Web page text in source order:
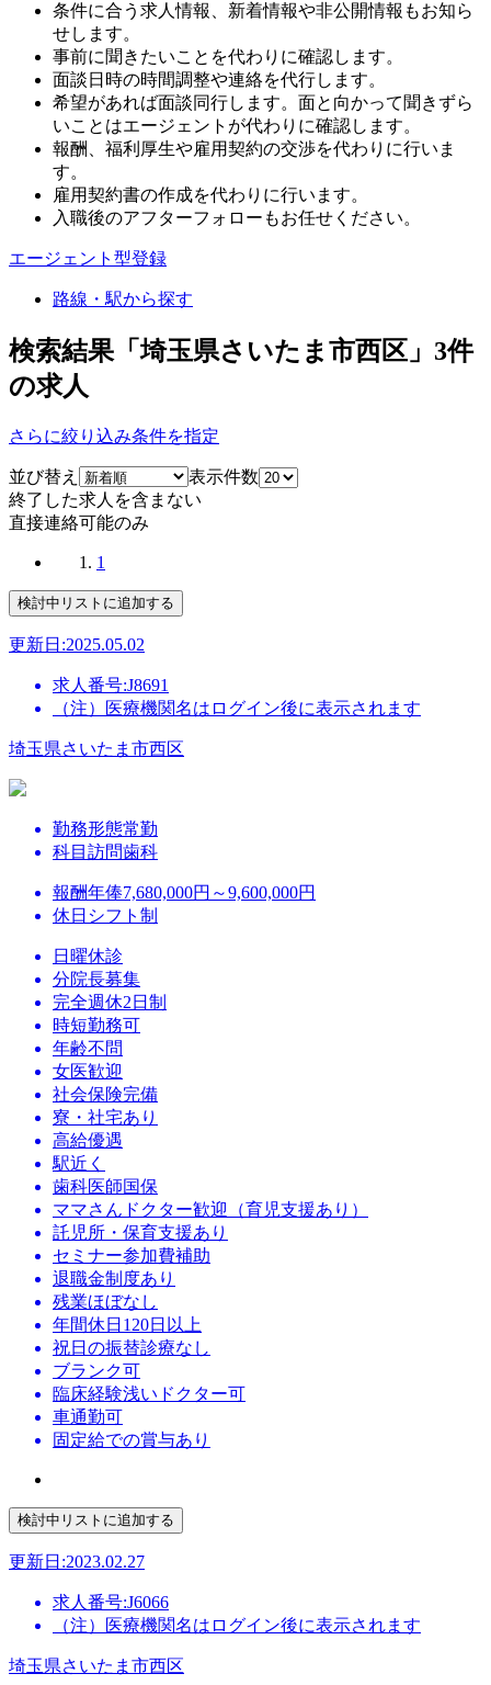
条件に合う求人情報、新着情報や非公開情報もお知ら
せします。
事前に聞きたいことを代わりに確認します。
面談日時の時間調整や連絡を代行します。
希望があれば面談同行します。面と向かって聞きずら
いことはエージェントが代わりに確認します。
報酬、福利厚生や雇用契約の交渉を代わりに行いま
す。
雇用契約書の作成を代わりに行います。
入職後のアフターフォローもお任せください。
エージェント型登録
路線・駅から探す
検索結果「埼玉県さいたま市西区」 3件
の求人
さらに絞り込み条件を指定
並び替え
表示件数
終了した求人を含まない
直接連絡可能のみ
1
更新日:2025.05.02
求人番号:J8691
（注）医療機関名はログイン後に表示されます
埼玉県さいたま市西区
勤務形態常勤
科目 訪問歯科
報酬年俸7,680,000円～9,600,000円
休日 シフト制
日曜休診
分院長募集
完全週休2日制
時短勤務可
年齢不問
女医歓迎
社会保険完備
寮・社宅あり
高給優遇
駅近く
歯科医師国保
ママさんドクター歓迎（育児支援あり）
託児所・保育支援あり
セミナー参加費補助
退職金制度あり
残業ほぼなし
年間休日120日以上
祝日の振替診療なし
ブランク可
臨床経験浅いドクター可
車通勤可
固定給での賞与あり
更新日:2023.02.27
求人番号:J6066
（注）医療機関名はログイン後に表示されます
埼玉県さいたま市西区